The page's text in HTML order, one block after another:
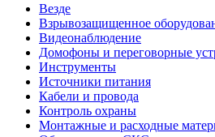
Везде
Взрывозащищенное
Видеонаблюдение
Домофоны и переговорные
Инструменты
Источники питания
Кабели и провода
Контроль охраны
Монтажные и расходные